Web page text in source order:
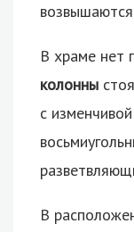
В храме нет
колонны
с
В